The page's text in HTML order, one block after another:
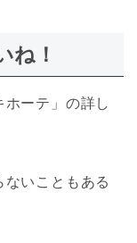
ね！
ーテ」の詳し
いこともある